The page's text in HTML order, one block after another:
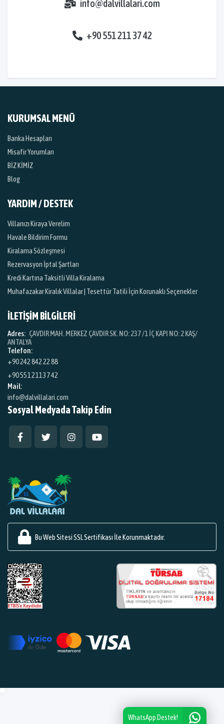
info@dalvillalari.com
+90 551 211 37 42
KURUMSAL MENÜ
Banka Hesapları
Misafir Yorumları
BİZ KİMİZ
Blog
YARDIM / DESTEK
Villanızı Kiraya Verelim
Havale Bildirim Formu
Kiralama Sözleşmesi
Rezervasyon İptal Şartları
Kredi Kartına Taksitli Villa Kiralama
Muhafazakar Kiralık Villalar | Tesettür Tatili İçin Korunaklı Seçenekler
İLETİŞİM BİLGİLERİ
Adres: ÇAVDIR MAH. MERKEZ ÇAVDIR SK. NO: 237 /1 İÇ KAPI NO: 2 KAŞ/
ANTALYA
Telefon:
+90 242 842 22 88
+90 551 211 37 42
Mail:
info@dalvillalari.com
Sosyal Medyada Takip Edin
Bu Web Sitesi SSL Sertifikası İle Korunmaktadır.
WhatsApp Destek!